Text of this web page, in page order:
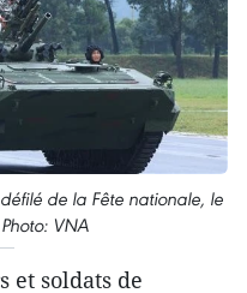
de la Fête nationale, le
VNA
et soldats de